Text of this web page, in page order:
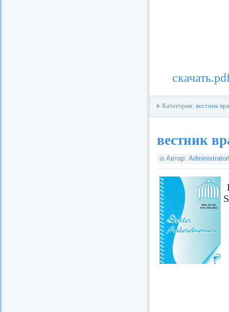
Категория: вестник
вестник
Автор: